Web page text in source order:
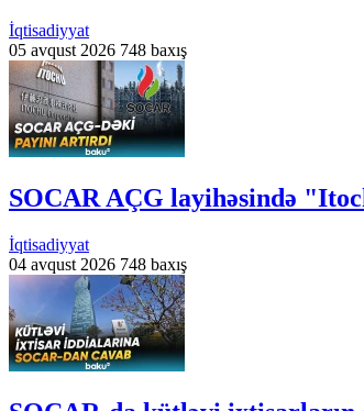
İqtisadiyyat
05 avqust 2026 748 baxış
SOCAR AÇG layihəsində
İqtisadiyyat
04 avqust 2026 748 baxış